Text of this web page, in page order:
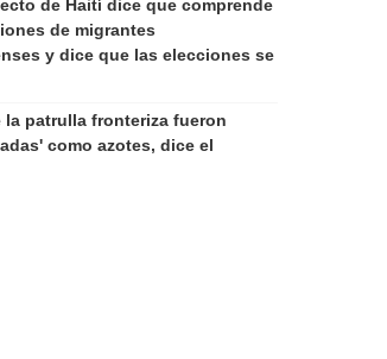
de Haití dice que comprende
de migrantes
y dice que las elecciones se
la patrulla fronteriza fueron
como azotes, dice el